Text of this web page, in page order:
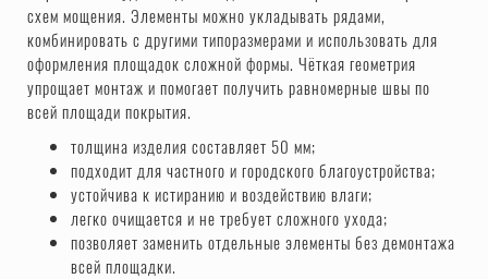
схем мощения. Элементы можно укладывать рядами,
комбинировать с другими типоразмерами и использовать для
оформления площадок сложной формы. Чёткая геометрия
упрощает монтаж и помогает получить равномерные швы по
всей площади покрытия.
толщина изделия составляет 50 мм;
подходит для частного и городского благоустройства;
устойчива к истиранию и воздействию влаги;
легко очищается и не требует сложного ухода;
позволяет заменить отдельные элементы без демонтажа
всей площадки.